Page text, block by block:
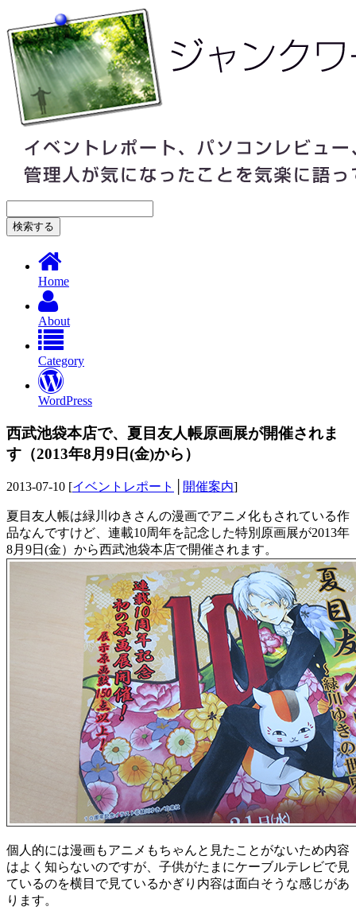
Home
About
Category
WordPress
西武池袋本店で、夏目友人帳原画展が開催されま
す（2013年8月9日(金)から）
2013-07-10 [イベントレポート 開催案内]
夏目友人帳は緑川ゆきさんの漫画でアニメ化もされている作
品なんですけど、連載10周年を記念した特別原画展が2013年
8月9日(金）から西武池袋本店で開催されます。
個人的には漫画もアニメもちゃんと見たことがないため内容
はよく知らないのですが、子供がたまにケーブルテレビで見
ているのを横目で見ているかぎり内容は面白そうな感じがあ
ります。